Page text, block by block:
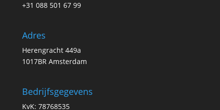
+31 088 501 67 99
Adres
Herengracht 449a
1017BR Amsterdam
Bedrijfsgegevens
KvK: 78768535